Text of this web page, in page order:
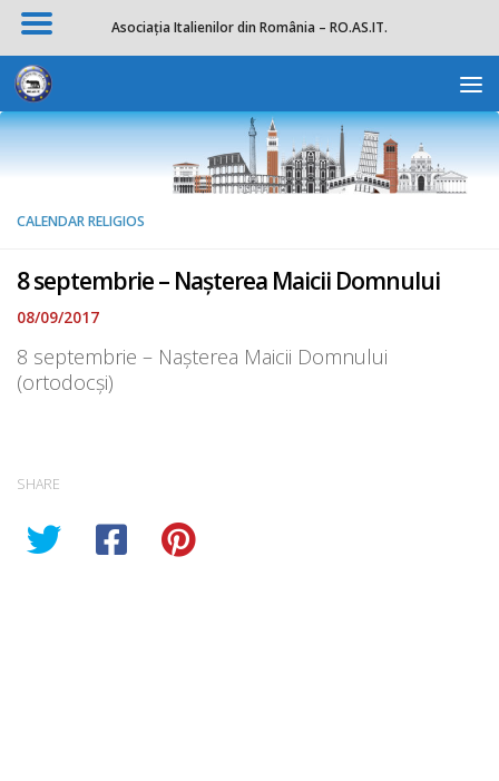
Skip to content
CALENDAR RELIGIOS
8 septembrie – Nașterea Maicii Domnului
08/09/2017
8 septembrie – Nașterea Maicii Domnului
(ortodocși)
SHARE
Asociația Italienilor din România – RO.AS.IT.